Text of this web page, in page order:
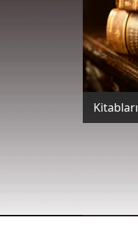
Kitabları